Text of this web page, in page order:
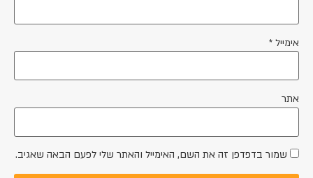
אימייל *
אתר
שמור בדפדפן זה את השם, האימייל והאתר שלי לפעם הבאה שאגיב.